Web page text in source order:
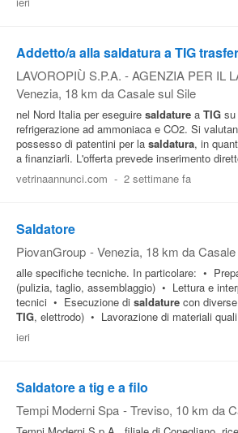
Addetto/a alla saldatura a TIG
LAVOROPIÙ S.P.A. - AGENZIA PER IL
Venezia, 18 km da Casale sul Sile
nel Nord Italia per eseguire saldature a TIG su
refrigerazione ad ammoniaca e CO2. Si
possesso di patentini per la saldatura, in
a finanziarli. L'offerta prevede inserimento
vetrinaannunci.com - 2 settimane fa
Saldatore
PiovanGroup - Venezia, 18 km da
alle specifiche tecniche. In particolare: •
(pulizia, taglio, assemblaggio) • Lettura e
tecnici • Esecuzione di saldature con
TIG, elettrodo) • Lavorazione di materiali
ieri
Saldatore a tig e a filo
Tempi Moderni Spa - Treviso, 10 km da